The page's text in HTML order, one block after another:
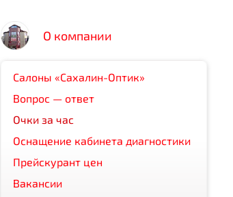
О компании
Салоны «Сахалин-Оптик»
Вопрос — ответ
Очки за час
Оснащение кабинета диагностики
Прейскурант цен
Вакансии